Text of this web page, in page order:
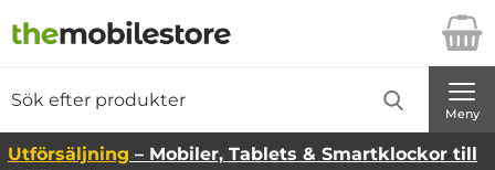
Startsidan för Danira Telecom AB
Meny
Utförsäljning – Mobiler, Tablets & Smartklockor till